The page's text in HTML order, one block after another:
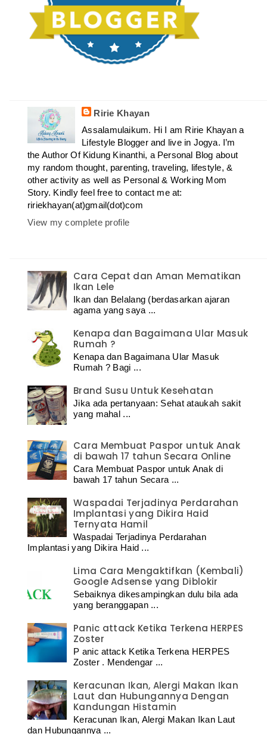
Ririe Khayan
Assalamulaikum. Hi I am Ririe Khayan a
Lifestyle Blogger and live in Jogya. I’m
the Author Of Kidung Kinanthi, a Personal Blog about
my random thought, parenting, traveling, lifestyle, &
other activity as well as Personal & Working Mom
Story. Kindly feel free to contact me at:
ririekhayan(at)gmail(dot)com
View my complete profile
Cara Cepat dan Aman Mematikan
Ikan Lele
Ikan dan Belalang (berdasarkan ajaran
agama yang saya ...
Kenapa dan Bagaimana Ular Masuk
Rumah ?
Kenapa dan Bagaimana Ular Masuk
Rumah ? Bagi ...
Brand Susu Untuk Kesehatan
Jika ada pertanyaan: Sehat ataukah sakit
yang mahal ...
Cara Membuat Paspor untuk Anak
di bawah 17 tahun Secara Online
Cara Membuat Paspor untuk Anak di
bawah 17 tahun Secara ...
Waspadai Terjadinya Perdarahan
Implantasi yang Dikira Haid
Ternyata Hamil
Waspadai Terjadinya Perdarahan
Implantasi yang Dikira Haid ...
Lima Cara Mengaktifkan (Kembali)
Google Adsense yang Diblokir
Sebaiknya dikesampingkan dulu bila ada
yang beranggapan ...
Panic attack Ketika Terkena HERPES
Zoster
P anic attack Ketika Terkena HERPES
Zoster . Mendengar ...
Keracunan Ikan, Alergi Makan Ikan
Laut dan Hubungannya Dengan
Kandungan Histamin
Keracunan Ikan, Alergi Makan Ikan Laut
dan Hubungannya ...